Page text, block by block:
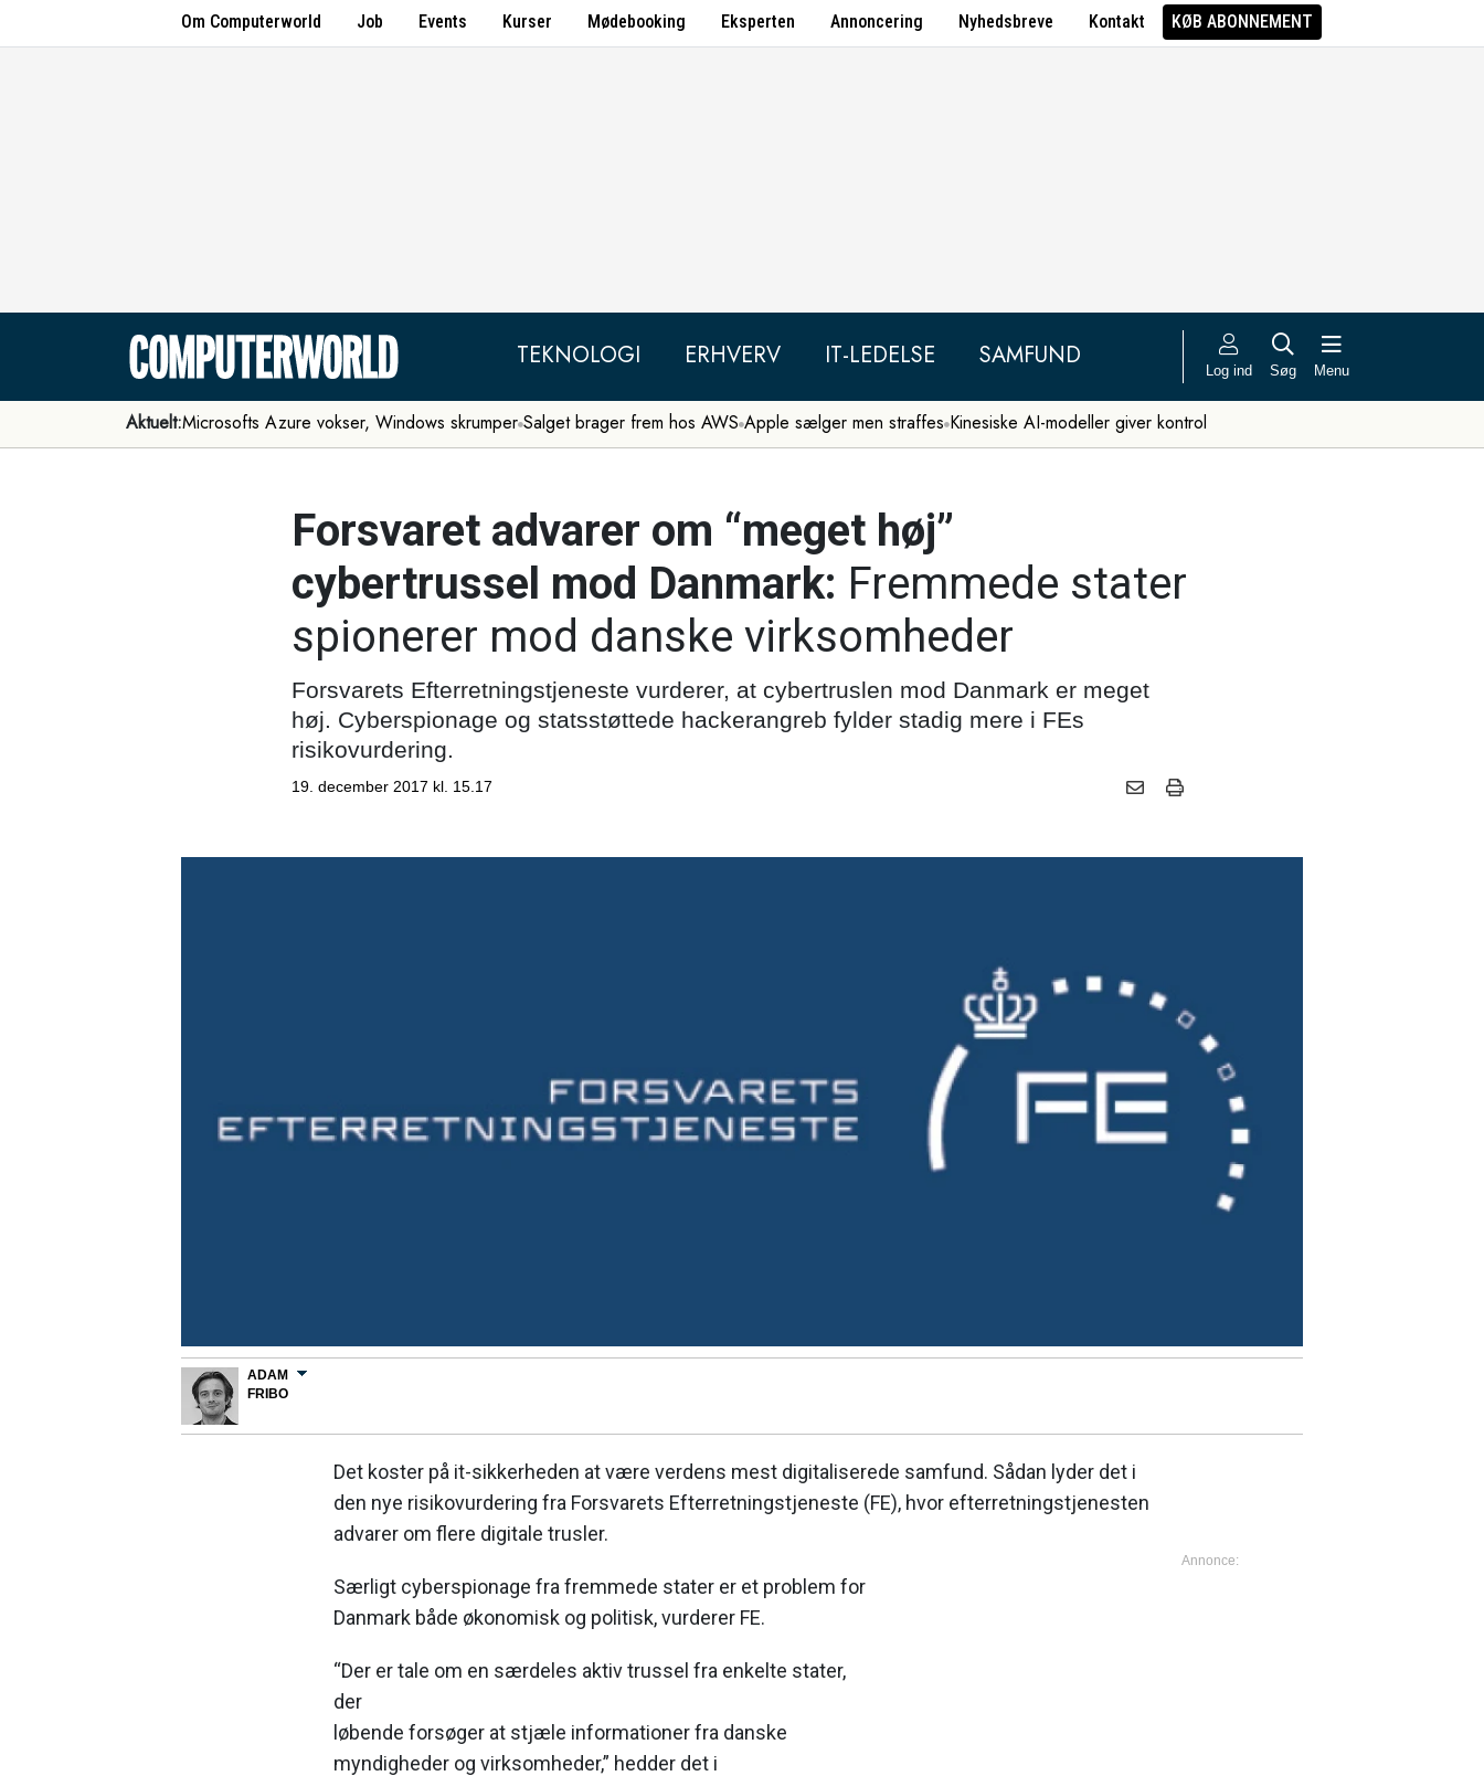
Om Computerworld Job Events Kurser Mødebooking Eksperten Annoncering Nyhedsbreve Kontakt KØB ABONNEMENT
TEKNOLOGI ERHVERV IT-LEDELSE SAMFUND Log ind Søg Menu
Aktuelt:Microsofts Azure vokser, Windows skrumper Salget brager frem hos AWS Apple sælger men straffes Kinesiske AI-modeller giver kontrol
Forsvaret advarer om “meget høj”
cybertrussel mod Danmark: Fremmede stater
spionerer mod danske virksomheder
Forsvarets Efterretningstjeneste vurderer, at cybertruslen mod Danmark er meget
høj. Cyberspionage og statsstøttede hackerangreb fylder stadig mere i FEs
risikovurdering.
19. december 2017 kl. 15.17
ADAM
FRIBO
Det koster på it-sikkerheden at være verdens mest digitaliserede samfund. Sådan lyder det i
den nye risikovurdering fra Forsvarets Efterretningstjeneste (FE), hvor efterretningstjenesten
advarer om flere digitale trusler.
Særligt cyberspionage fra fremmede stater er et problem for
Danmark både økonomisk og politisk, vurderer FE.
“Der er tale om en særdeles aktiv trussel fra enkelte stater,
der
løbende forsøger at stjæle informationer fra danske
myndigheder og virksomheder,” hedder det i